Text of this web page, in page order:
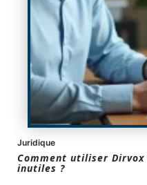
Juridique
Comment utiliser
inutiles ?